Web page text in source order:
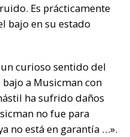
Es prácticamente
bajo en su estado
curioso sentido del
a Musicman con
ha sufrido daños
no fue para
no está en garantía …».